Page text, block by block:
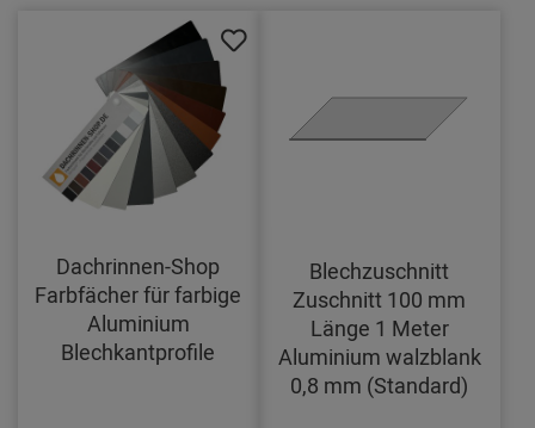
Dachrinnen-Shop
Farbfächer für farbige
Aluminium
Blechkantprofile
Blechzuschnitt
Zuschnitt 100 mm
Länge 1 Meter
Aluminium walzblank
0,8 mm (Standard)